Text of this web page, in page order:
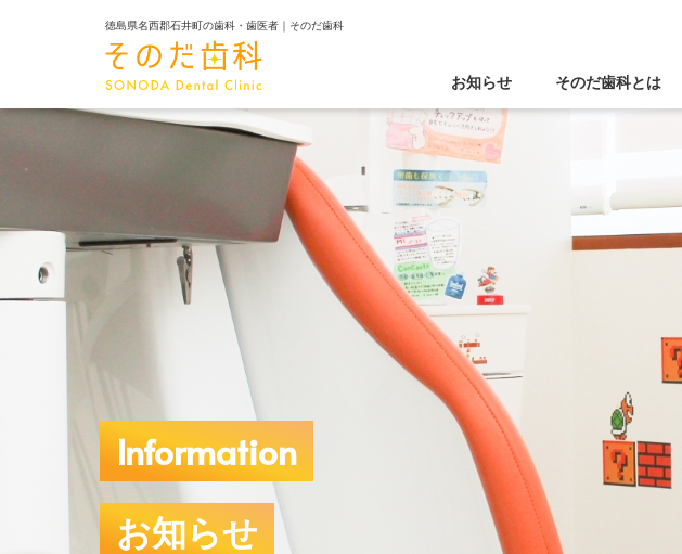
徳島県名西郡石井町の歯科・歯医者｜そのだ歯科
お知らせ そのだ歯科とは
Information
お知らせ